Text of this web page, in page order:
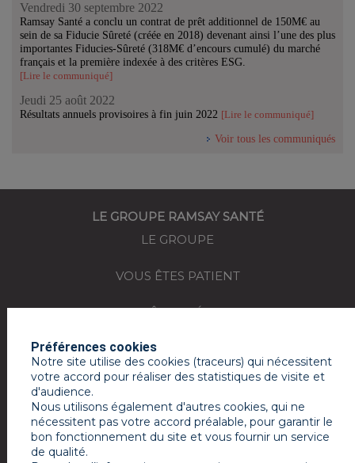
Vendredi 30 septembre 2022
Ramsay Santé a conclu un contrat de prêt additionnel de 150M€ au
sein de sa Fiducie Sûreté (créée en 2018) devenant ainsi l’une des plus
importantes Fiducies-Sûreté (318M€ d’encours cumulé) du marché
français et la première indexée à des critères ESG.
[Lire le communiqué]
Jeudi 25 août 2022
Résultats annuels provisoires à fin juin 2022 [Lire le communiqué]
Voir tous les communiqués
LE GROUPE RAMSAY SANTÉ
LE GROUPE
VOUS ÊTES PATIENT
VOUS ÊTES MÉDECIN
REJOIGNEZ-NOUS
ACTUALITÉS
ESPACE PRESSE
MON COMPTE RAMSAY SERVICES
Préférences cookies
Notre site utilise des cookies (traceurs) qui nécessitent
votre accord pour réaliser des statistiques de visite et
d'audience.
Nous utilisons également d'autres cookies, qui ne
nécessitent pas votre accord préalable, pour garantir le
bon fonctionnement du site et vous fournir un service
de qualité.